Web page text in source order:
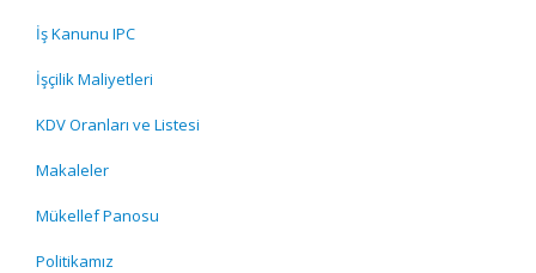
İş Kanunu IPC
İşçilik Maliyetleri
KDV Oranları ve Listesi
Makaleler
Mükellef Panosu
Politikamız